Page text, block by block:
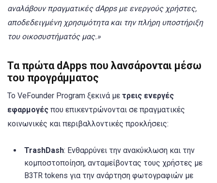
αναλάβουν πραγματικές dApps με ενεργούς χρήστες,
αποδεδειγμένη χρησιμότητα και την πλήρη υποστήριξη
του οικοσυστήματός μας.»
Τα πρώτα dApps που λανσάρονται μέσω
του προγράμματος
Το VeFounder Program ξεκινά με τρεις ενεργές
εφαρμογές που επικεντρώνονται σε πραγματικές
κοινωνικές και περιβαλλοντικές προκλήσεις:
TrashDash: Ενθαρρύνει την ανακύκλωση και την
κομποστοποίηση, ανταμείβοντας τους χρήστες με
B3TR tokens για την ανάρτηση φωτογραφιών με